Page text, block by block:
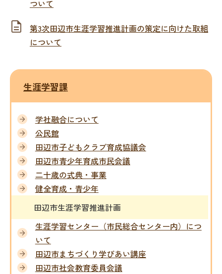
ついて
第3次田辺市生涯学習推進計画の策定に向けた取組
について
生涯学習課
学社融合について
公民館
田辺市子どもクラブ育成協議会
田辺市青少年育成市民会議
二十歳の式典・事業
健全育成・青少年
田辺市生涯学習推進計画
生涯学習センター（市民総合センター内）につ
いて
田辺市まちづくり学びあい講座
田辺市社会教育委員会議